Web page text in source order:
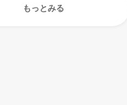
もっとみる